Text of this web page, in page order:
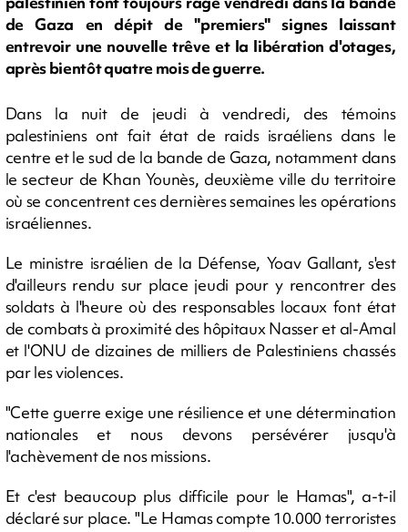
de Gaza en dépit de "premiers" signes laissant
entrevoir une nouvelle trêve et la libération d'otages,
après bientôt quatre mois de guerre.
Dans la nuit de jeudi à vendredi, des témoins
palestiniens ont fait état de raids israéliens dans le
centre et le sud de la bande de Gaza, notamment dans
le secteur de Khan Younès, deuxième ville du territoire
où se concentrent ces dernières semaines les opérations
israéliennes.
Le ministre israélien de la Défense, Yoav Gallant, s'est
d'ailleurs rendu sur place jeudi pour y rencontrer des
soldats à l'heure où des responsables locaux font état
de combats à proximité des hôpitaux Nasser et al-Amal
et l'ONU de dizaines de milliers de Palestiniens chassés
par les violences.
"Cette guerre exige une résilience et une détermination
nationales et nous devons persévérer jusqu'à
l'achèvement de nos missions.
Et c'est beaucoup plus difficile pour le Hamas", a-t-il
déclaré sur place. "Le Hamas compte 10.000 terroristes